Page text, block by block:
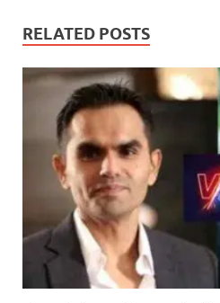
s
A
p
p
b
o
o
k
er
ie
n
y
RELATED POSTS